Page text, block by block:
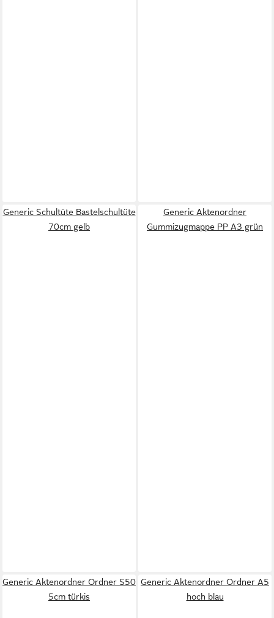
Generic Schultüte Bastelschultüte
70cm gelb
Generic Aktenordner
Gummizugmappe PP A3 grün
Generic Aktenordner Ordner S50
5cm türkis
Generic Aktenordner Ordner A5
hoch blau